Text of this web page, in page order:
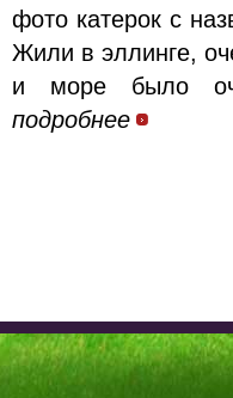
фото катерок с
Жили в эллинге,
и море было
подробнее